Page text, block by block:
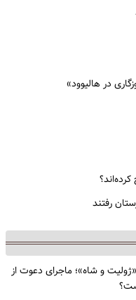
در هالیوود»
رفتند
و شاه»؛ ماجرای دعوت از